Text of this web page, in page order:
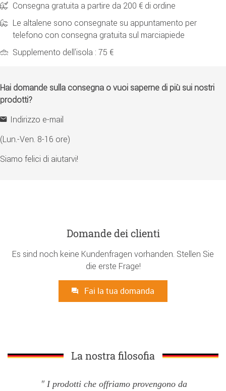
Consegna gratuita a partire da 200 € di ordine
Le altalene sono consegnate su appuntamento per
telefono con consegna gratuita sul marciapiede
Supplemento dell'isola : 75 €
Hai domande sulla consegna o vuoi saperne di più sui nostri
prodotti?
Indirizzo e-mail
(Lun.-Ven. 8-16 ore)
Siamo felici di aiutarvi!
Domande dei clienti
Es sind noch keine Kundenfragen vorhanden. Stellen Sie
die erste Frage!
Fai la tua domanda
La nostra filosofia
I prodotti che offriamo provengono da